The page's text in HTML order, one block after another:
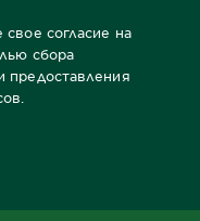
согласие на
сбора
предоставления